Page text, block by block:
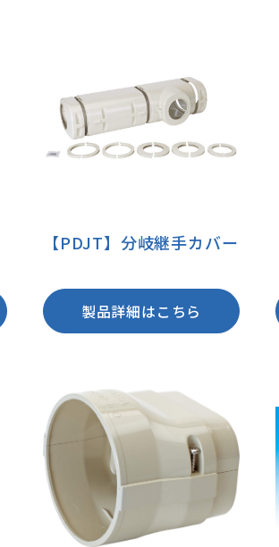
【PDJT】分岐継手カバー
製品詳細はこちら